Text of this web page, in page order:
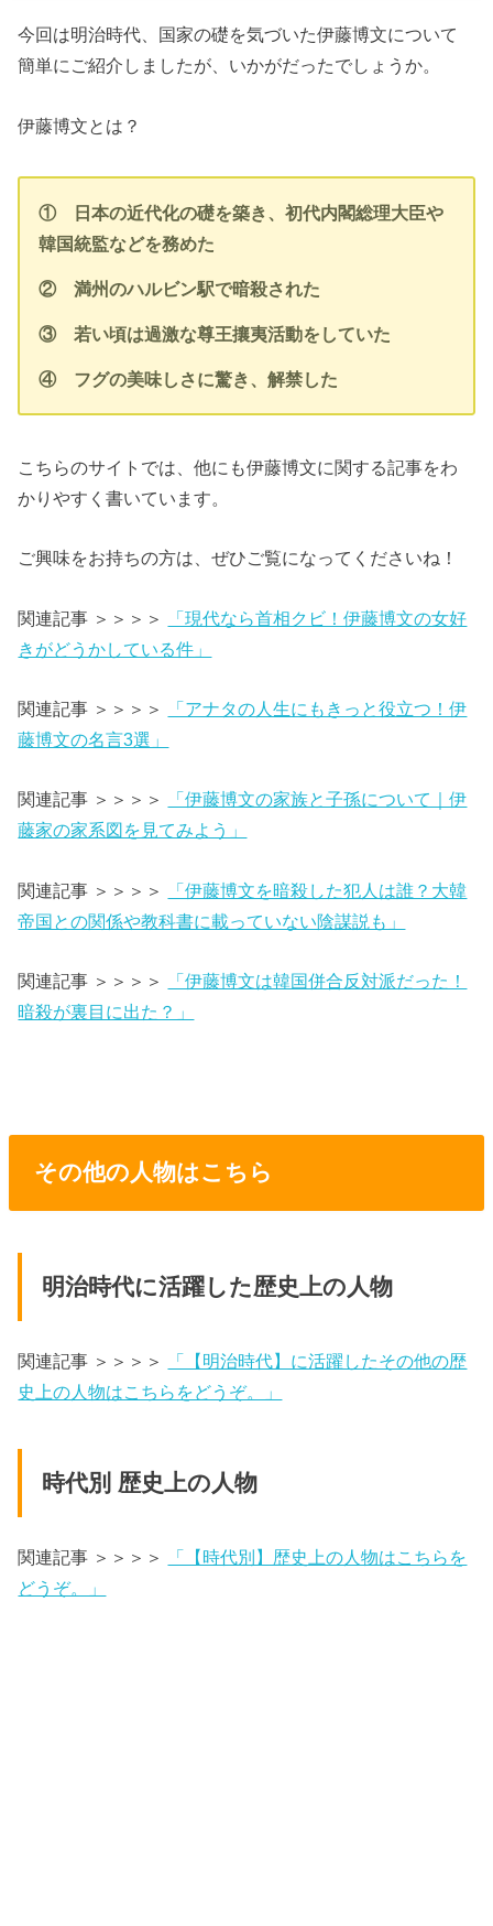
今回は明治時代、国家の礎を気づいた伊藤博文について
簡単にご紹介しましたが、いかがだったでしょうか。
伊藤博文とは？
① 日本の近代化の礎を築き、初代内閣総理大臣や
韓国統監などを務めた
② 満州のハルビン駅で暗殺された
③ 若い頃は過激な尊王攘夷活動をしていた
④ フグの美味しさに驚き、解禁した
こちらのサイトでは、他にも伊藤博文に関する記事をわ
かりやすく書いています。
ご興味をお持ちの方は、ぜひご覧になってくださいね！
関連記事 ＞＞＞＞
「現代なら首相クビ！伊藤博文の女好
きがどうかしている件」
関連記事 ＞＞＞＞
「アナタの人生にもきっと役立つ！伊
藤博文の名言3選」
関連記事 ＞＞＞＞
「伊藤博文の家族と子孫について｜伊
藤家の家系図を見てみよう」
関連記事 ＞＞＞＞
「伊藤博文を暗殺した犯人は誰？大韓
帝国との関係や教科書に載っていない陰謀説も」
関連記事 ＞＞＞＞
「伊藤博文は韓国併合反対派だった！
暗殺が裏目に出た？」
その他の人物はこちら
明治時代に活躍した歴史上の人物
関連記事 ＞＞＞＞
「【明治時代】に活躍したその他の歴
史上の人物はこちらをどうぞ。」
時代別 歴史上の人物
関連記事 ＞＞＞＞
「【時代別】歴史上の人物はこちらを
どうぞ。」